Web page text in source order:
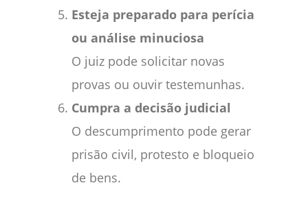
Esteja preparado para perícia
ou análise minuciosa
O juiz pode solicitar novas
provas ou ouvir testemunhas.
Cumpra a decisão judicial
O descumprimento pode gerar
prisão civil, protesto e bloqueio
de bens.